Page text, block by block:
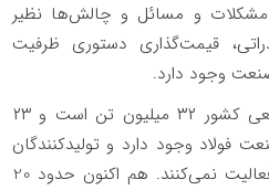
مشکلات و مسائل و چالش‌ها نظیر
قیمت‌گذاری دستوری ظرفیت
وجود دارد.
بر اساس این گزارش، تولید واقعی کشور ۳۲ میلیون تن است و ۲۳
فولاد وجود دارد و تولیدکنندگان
در ظرفیت اسمی‌و عملی خود فعالیت نمی‌کنند. هم اکنون حدود 20